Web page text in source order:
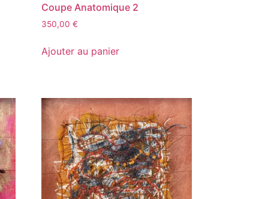
Coupe Anatomique 2
350,00€
Ajouter au panier